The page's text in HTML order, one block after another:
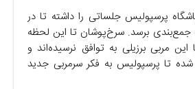
پرسپولیس جلساتی را داشته تا در
برسد. سرخ‌پوشان تا این لحظه
مربی برزیلی به توافق نرسیده‌اند و
تا پرسپولیس به فکر سرمربی جدید